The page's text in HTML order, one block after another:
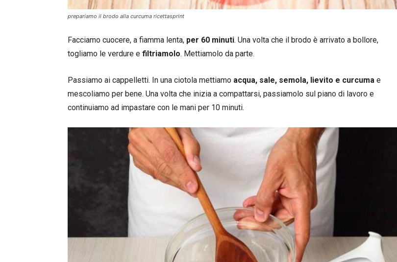
prepariamo il brodo alla curcuma ricettasprint
Facciamo cuocere, a fiamma lenta, per 60 minuti. Una volta che il brodo è arrivato a bollore,
togliamo le verdure e filtriamolo. Mettiamolo da parte.
Passiamo ai cappelletti. In una ciotola mettiamo acqua, sale, semola, lievito e curcuma e
mescoliamo per bene. Una volta che inizia a compattarsi, passiamolo sul piano di lavoro e
continuiamo ad impastare con le mani per 10 minuti.